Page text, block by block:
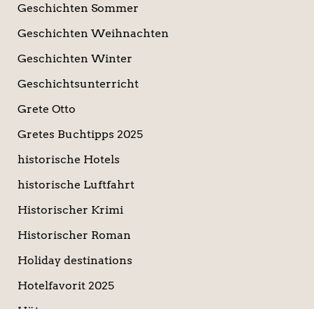
Geschichten Sommer
Geschichten Weihnachten
Geschichten Winter
Geschichtsunterricht
Grete Otto
Gretes Buchtipps 2025
historische Hotels
historische Luftfahrt
Historischer Krimi
Historischer Roman
Holiday destinations
Hotelfavorit 2025